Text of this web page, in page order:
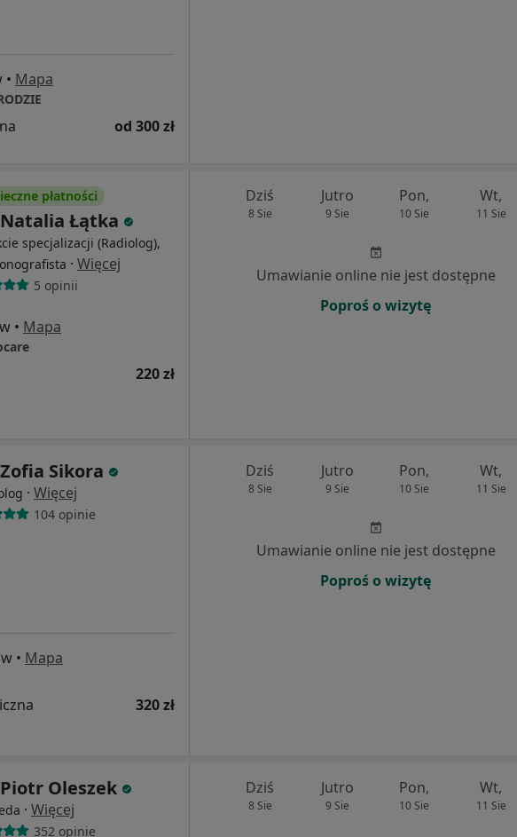
• Mapa
od 300 zł
płatności
Łątka
specjalizacji (Radiolog),
· Więcej
5 opinii
• Mapa
220 zł
Dziś
8 Sie
Jutro
9 Sie
Pon,
10 Sie
Wt,
11 Sie
Umawianie online nie jest dostępne
Poproś o wizytę
Sikora
· Więcej
104 opinie
• Mapa
320 zł
Dziś
8 Sie
Jutro
9 Sie
Pon,
10 Sie
Wt,
11 Sie
Umawianie online nie jest dostępne
Poproś o wizytę
Oleszek
· Więcej
352 opinie
Dziś
8 Sie
Jutro
9 Sie
Pon,
10 Sie
Wt,
11 Sie